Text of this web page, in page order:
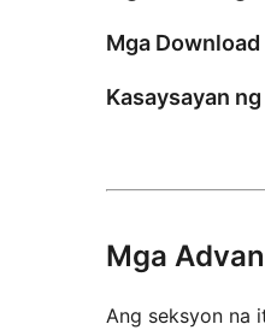
Mga
Kasaysayan
Mga
Ang seksyon na